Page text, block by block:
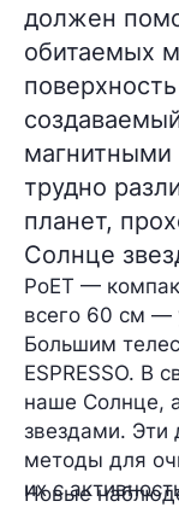
должен
обитаемых
магнитными
трудно
планет,
Солнце
PoET —
всего 60 см —
Большим
ESPRESSO. В
наше Солнце,
звездами. Эти
методы для
их с
Новые